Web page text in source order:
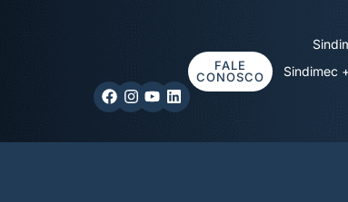
FALE
CONOSCO
Sindimec +